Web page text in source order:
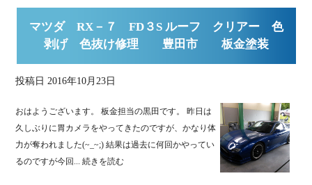
マツダ RX－７ FD３S ルーフ クリアー 色
剥げ 色抜け修理 豊田市 板金塗装
投稿日 2016年10月23日
おはようございます。 板金担当の黒田です。 昨日は
久しぶりに胃カメラをやってきたのですが、かなり体
力が奪われました(~_~;) 結果は過去に何回かやってい
るのですが今回...続きを読む